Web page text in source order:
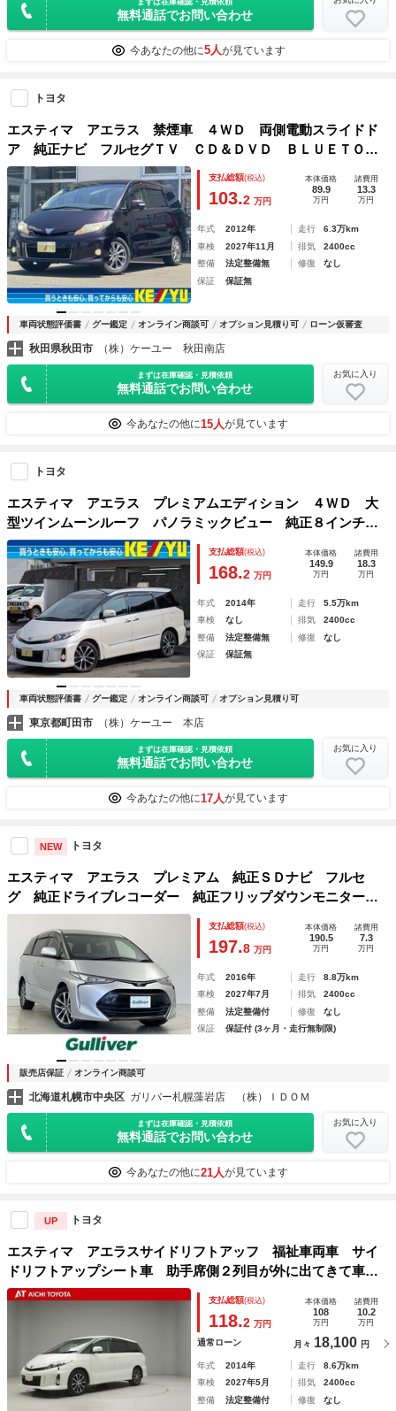
無料通話でお問い合わせ
今あなたの他に5人が見ています
トヨタ
エスティマ アエラス 禁煙車 ４ＷＤ 両側電動スライドド
ア 純正ナビ フルセグＴＶ ＣＤ＆ＤＶＤ ＢＬＵＥＴＯＯ
ＴＨ バックカメラ クルーズコントロール ビルトインＥＴ
Ｃ プッシュスタート 電動格納ミラー＆ミラーウィンカー
支払総額(税込)
103.2 万円
本体価格
89.9
万円
諸費用
13.3
万円
年式 2012年 走行
6.3万km
車検
2027年11月 排気
2400cc
整備
法定整備無 修復
なし
保証
保証無
車両状態評価書 グー鑑定 オンライン商談可 オプション見積り可 ローン仮審査
秋田県秋田市 （株）ケーユー 秋田南店
まずは在庫確認・見積依頼
無料通話でお問い合わせ
お気に入り
今あなたの他に15人が見ています
トヨタ
エスティマ アエラス プレミアムエディション ４ＷＤ 大
型ツインムーンルーフ パノラミックビュー 純正８インチナ
ビ 両側電動スライド ＥＴＣ ＢＴオーディオ フルセグＴ
Ｖ スマートキー パワーシート クルーズコントロール ク
リアランスソナー ＨＩＤランプ
支払総額(税込)
168.2 万円
本体価格
149.9
万円
諸費用
18.3
万円
年式 2014年 走行
5.5万km
車検
なし 排気
2400cc
整備
法定整備無 修復
なし
保証
保証無
車両状態評価書 グー鑑定 オンライン商談可 オプション見積り可
東京都町田市 （株）ケーユー 本店
まずは在庫確認・見積依頼
無料通話でお問い合わせ
お気に入り
今あなたの他に17人が見ています
NEW トヨタ
エスティマ アエラス プレミアム 純正ＳＤナビ フルセ
グ 純正ドライブレコーダー 純正フリップダウンモニター
ＥＴＣ バックカメラ 両側パワースライドドア パワーバッ
クドア ステアリングスイッチ クルーズコントロール コー
ナーセンサー
支払総額(税込)
197.8 万円
本体価格
190.5
万円
諸費用
7.3
万円
年式 2016年 走行
8.8万km
車検
2027年7月 排気
2400cc
整備
法定整備付 修復
なし
保証
保証付 (3ヶ月・走行無制限)
販売店保証 オンライン商談可
北海道札幌市中央区 ガリバー札幌藻岩店 （株）ＩＤＯＭ
まずは在庫確認・見積依頼
無料通話でお問い合わせ
お気に入り
今あなたの他に21人が見ています
UP トヨタ
エスティマ アエラスサイドリフトアッフ 福祉車両車 サイ
ドリフトアップシート車 助手席側２列目が外に出てきて車い
すからの乗り降りをサポート
支払総額(税込)
118.2 万円
本体価格
108
万円
諸費用
10.2
万円
通常ローン 月々 18,100 円
年式 2014年 走行
8.6万km
車検
2027年5月 排気
2400cc
整備
法定整備付 修復
なし